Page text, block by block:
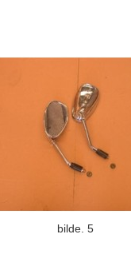
bilde. 5